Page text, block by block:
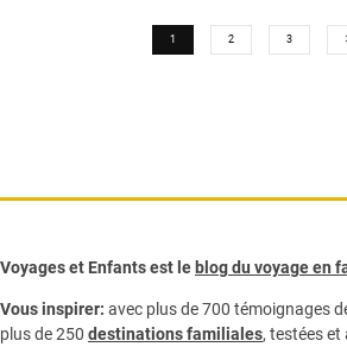
1 2 3
Voyages et Enfants est le blog du voyage en
Vous inspirer: avec plus de 700 témoignages
plus de 250 destinations familiales, testées